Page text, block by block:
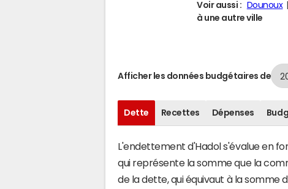
Voir aussi : Dounoux
à une autre ville
Afficher les données budgétaires de
Dette Recettes Dépenses
L'endettement d'Hadol s'évalue en
qui représente la somme que la
de la dette, qui équivaut à la somme